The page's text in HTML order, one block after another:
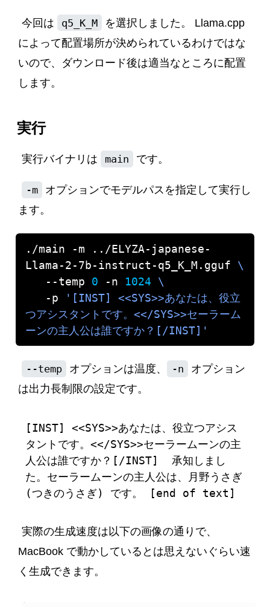
今回は q5_K_M
を選択しました。 Llama.cpp
によって配置場所が決められているわけではな
いので、ダウンロード後は適当なところに配置
します。
実行
実行バイナリは main です。
-m
オプションでモデルパスを指定して実行し
ます。
./main -m ../ELYZA-japanese-
Llama-2-7b-instruct-q5_K_M.gguf
   --temp
0 -n 1024
   -p
'[INST] <<SYS>>あなたは、役立
つアシスタントです。<</SYS>>セーラーム
ーンの主人公は誰ですか？[/INST]'
--temp オプションは温度、 -n
オプション
は出力長制限の設定です。
[INST] <<SYS>>あなたは、役立つアシス
タントです。<</SYS>>セーラームーンの主
人公は誰ですか？[/INST]  承知しまし
た。セーラームーンの主人公は、月野うさぎ
実際の生成速度は以下の画像の通りで、
MacBook で動かしているとは思えないぐらい速
く生成できます。